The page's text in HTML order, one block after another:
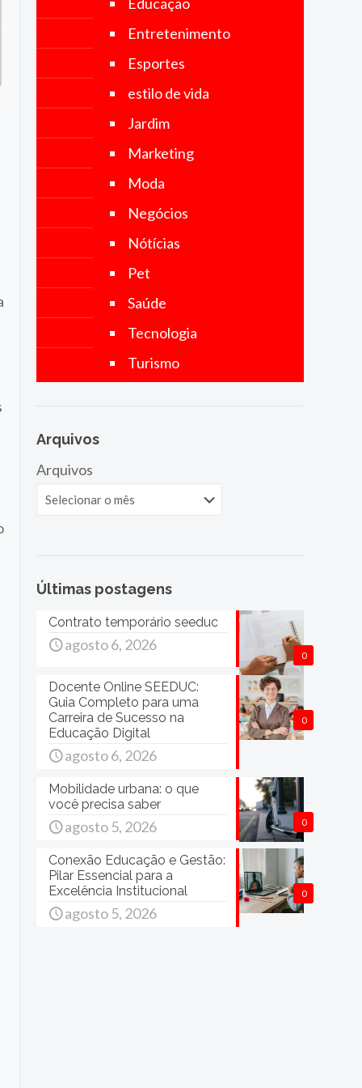
no mundo.
objetivo é
notícias
imparciais
atualizadas,
abrangendo
uma ampla
categorias,
muito mais.
Entretenimento
Esportes
estilo de vida
Jardim
Marketing
Moda
Negócios
Nótícias
Pet
Saúde
Tecnologia
Turismo
Arquivos
Arquivos
Últimas postagens
0
Contrato temporário seeduc
agosto 6, 2026
0
Docente Online SEEDUC:
Guia Completo para uma
Carreira de Sucesso na
Educação Digital
agosto 6, 2026
0
Mobilidade urbana: o que
você precisa saber
agosto 5, 2026
0
Conexão Educação e Gestão:
Pilar Essencial para a
Excelência Institucional
agosto 5, 2026